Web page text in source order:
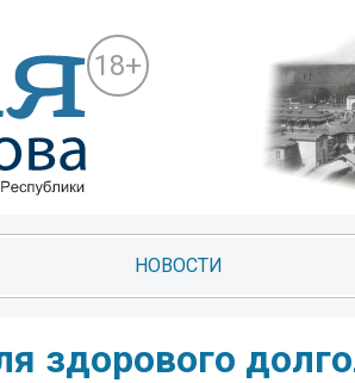
18+
НОВОСТИ
здорового